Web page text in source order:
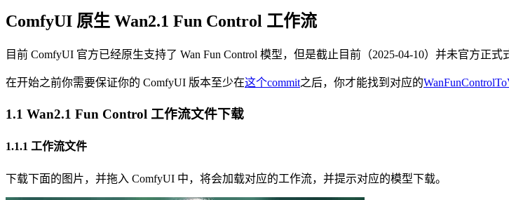
ComfyUI 原生 Wan2.1 Fun Control 工作流
目前 ComfyUI 官方已经原生支持了 Wan Fun Control 模型，但是截止目前（2025-04-10）并未官方正式
在开始之前你需要保证你的 ComfyUI 版本至少在这个commit之后，你才能找到对应的
1.1 Wan2.1 Fun Control 工作流文件下载
1.1.1 工作流文件
下载下面的图片，并拖入 ComfyUI 中，将会加载对应的工作流，并提示对应的模型下载。